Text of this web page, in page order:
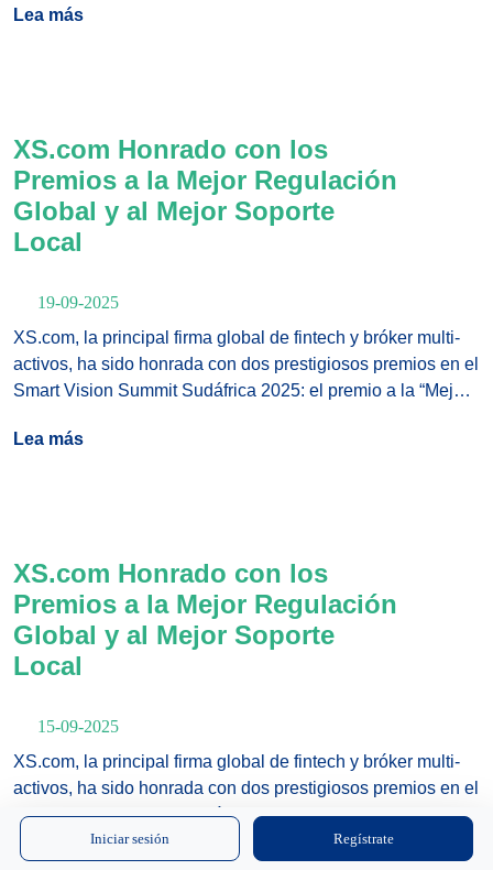
el Crowne Plaza, Manama.
Lea más
XS.com Honrado con los
Premios a la Mejor Regulación
Global y al Mejor Soporte
Local
19-09-2025
XS.com, la principal firma global de fintech y bróker multi-
activos, ha sido honrada con dos prestigiosos premios en el
Smart Vision Summit Sudáfrica 2025: el premio a la “Mejor
Lea más
XS.com Honrado con los
Premios a la Mejor Regulación
Global y al Mejor Soporte
Local
15-09-2025
XS.com, la principal firma global de fintech y bróker multi-
activos, ha sido honrada con dos prestigiosos premios en el
Smart Vision Summit Sudáfrica 2025: el premio a la “Mejor
Regulación Global” y el premio al “Mejor Soporte Local”.
Lea más
Iniciar sesión Regístrate